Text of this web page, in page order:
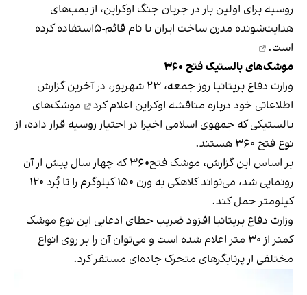
روسیه برای اولین بار در جریان جنگ اوکراین، از بمب‌های
هدایت‌شونده مدرن ساخت ایران با نام قائم‌-۵ استفاده کرده
است.
موشک‌های بالستیک فتح ۳۶۰
وزارت دفاع بریتانیا روز جمعه، ۲۳ شهریور، در آخرین گزارش
اطلاعاتی خود درباره مناقشه اوکراین اعلام کرد
موشک‌های
بالستیکی که جمهوی اسلامی اخیرا در اختیار روسیه قرار داده، از
نوع فتح ۳۶۰ هستند.
بر اساس این گزارش، موشک‌ فتح۳۶۰ که چهار سال پیش از آن
رونمایی شد، می‌تواند کلاهکی به وزن ۱۵۰ کیلوگرم را تا بُرد ۱۲۰
کیلومتر حمل کند.
وزارت دفاع بریتانیا افزود ضریب خطای ادعایی این نوع موشک
کمتر از ۳۰ متر اعلام شده است و می‌توان آن را بر روی انواع
مختلفی از پرتابگرهای متحرک جاده‌ای مستقر کرد.